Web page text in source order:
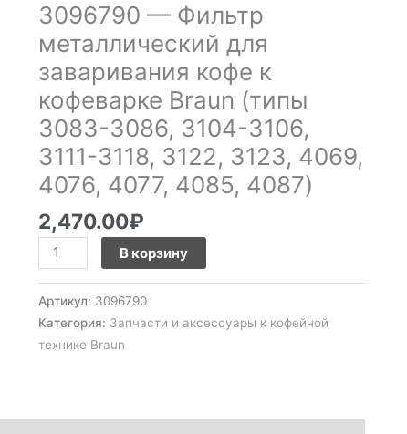
3096790 — Фильтр
металлический для
заваривания кофе к
кофеварке Braun (типы
3083-3086, 3104-3106,
3111-3118, 3122, 3123, 4069,
4076, 4077, 4085, 4087)
2,470.00₽
кофе
к
кофеварке
Braun
(типы
3083-
3086,
3104-
3106,
3111-
3118,
3123,
4069,
4076,
4077,
В корзину
Артикул: 3096790
Категория: Запчасти и аксессуары к кофейной
технике Braun